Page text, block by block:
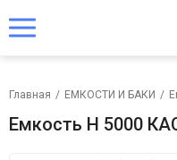
Главная / ЕМКОСТИ И БАКИ /
Емкость Н 5000